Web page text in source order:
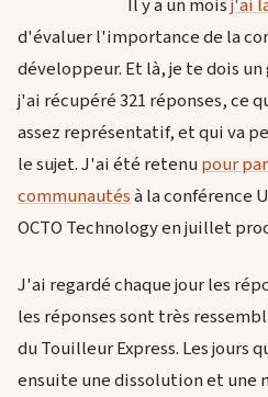
Il y a un moisj'ai
d'évaluer l'importance de la
développeur. Et là, je te dois
j'ai récupéré 321 réponses, ce
assez représentatif, et qui va
le sujet. J'ai été retenupour
communautésà la conférence
OCTO Technology en juillet
J'ai regardé chaque jour les
les réponses sont très
du Touilleur Express. Les jours
ensuite une dissolution et